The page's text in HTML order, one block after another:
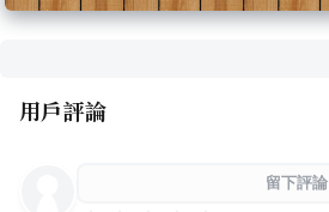
用戶評論
留下評論